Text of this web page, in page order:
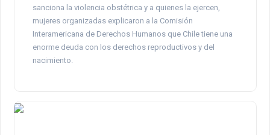
sanciona la violencia obstétrica y a quienes la ejercen,
mujeres organizadas explicaron a la Comisión
Interamericana de Derechos Humanos que Chile tiene una
enorme deuda con los derechos reproductivos y del
nacimiento.